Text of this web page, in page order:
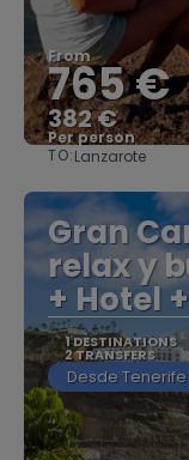
From
765 €
382 €
Per person
TO:Lanzarote
Gran
relax y
+ Hotel
1 DESTINATIONS
2 TRANSFERS
Desde Tenerife